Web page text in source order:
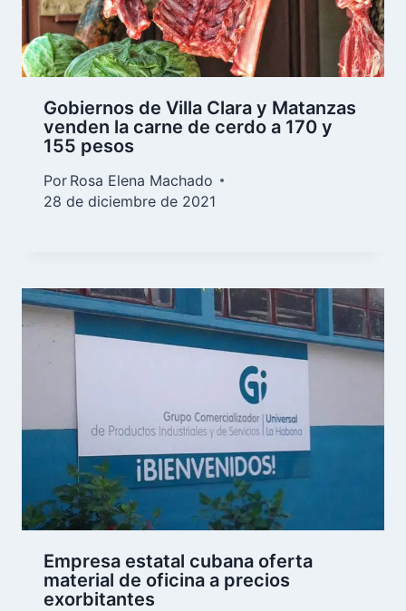
Gobiernos de Villa Clara y Matanzas
venden la carne de cerdo a 170 y
155 pesos
Por Rosa Elena Machado
28 de diciembre de 2021
Empresa estatal cubana oferta
material de oficina a precios
exorbitantes